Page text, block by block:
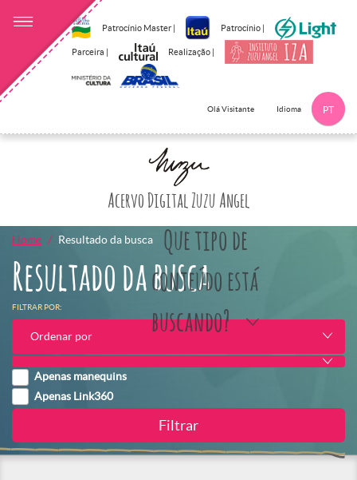
Patrocínio Master | Patrocínio |
Parceira | Realização |
Olá Visitante Idioma PT
Acervo Digital Zuzu Angel
Que tipo de
conteúdo está
buscando?
Home Resultado da busca
Resultado da busca
FILTRAR POR:
Ordenar por
Apenas manequins
Apenas Link360